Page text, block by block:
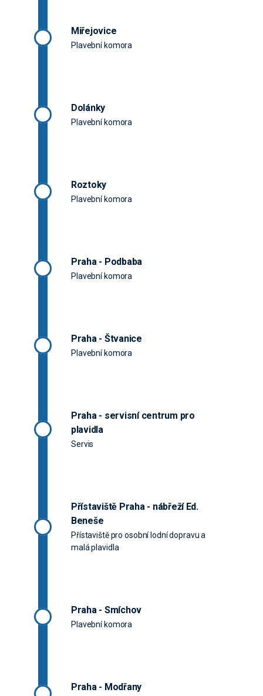
Miřejovice
Plavební komora
Dolánky
Plavební komora
Roztoky
Plavební komora
Praha - Podbaba
Plavební komora
Praha - Štvanice
Plavební komora
Praha - servisní centrum pro
plavidla
Servis
Přístaviště Praha - nábřeží Ed.
Beneše
Přístaviště pro osobní lodní dopravu a
malá plavidla
Praha - Smíchov
Plavební komora
Praha - Modřany